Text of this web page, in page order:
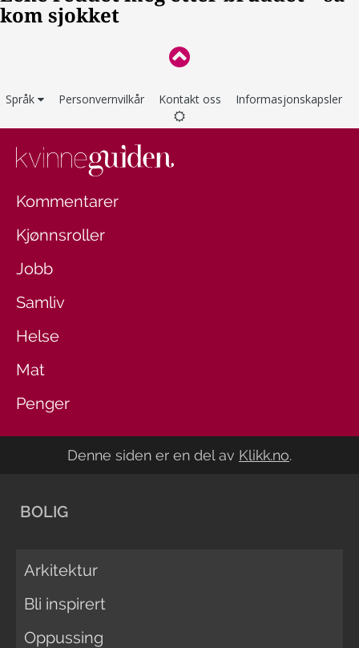
Språk Personvernvilkår Kontakt oss Informasjonskapsler
Kommentarer
Kjønnsroller
Jobb
Samliv
Helse
Mat
Penger
Denne siden er en del av Klikk.no.
BOLIG
Arkitektur
Bli inspirert
Oppussing